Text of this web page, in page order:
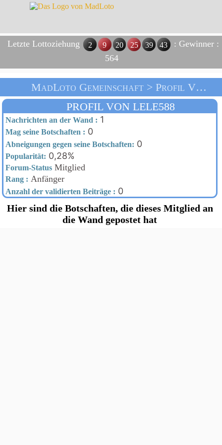
Letzte Lottoziehung 2 9 20 25 39 43
: Gewinner :
564
MadLoto Gemeinschaft > Profil Von Lele588 > Heim
PROFIL VON LELE588
Nachrichten an der Wand : 1
Mag seine Botschaften : 0
Abneigungen gegen seine Botschaften: 0
Popularität: 0,28%
Forum-Status Mitglied
Rang : Anfänger
Anzahl der validierten Beiträge : 0
Hier sind die Botschaften, die dieses Mitglied an
die Wand gepostet hat